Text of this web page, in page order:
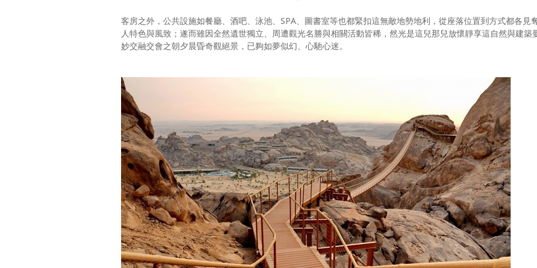
客房之外，公共設施如餐廳、酒吧、泳池、SPA、圖書室等也都緊扣這無敵地勢地利，從座落位置到方式都各見
人特色與風致；遂而雖因全然遺世獨立、周遭觀光名勝與相關活動皆稀，然光是這兒那兒放懷靜享這自然與建築
妙交融交會之朝夕晨昏奇觀絕景，已夠如夢似幻、心馳心迷。